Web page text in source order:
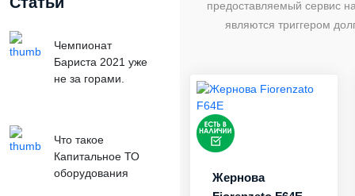
Чемпионат
Бариста 2021 уже
не за горами.
Что такое
Капитальное ТО
оборудования
предоставляемый сервис
являются триггером
Жернова